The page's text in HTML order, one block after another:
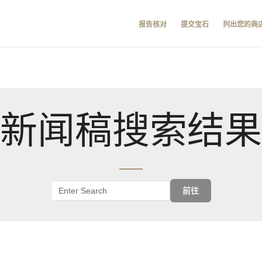
报告核对 提交宝石 列出您的商
新闻稿搜索结果
前往